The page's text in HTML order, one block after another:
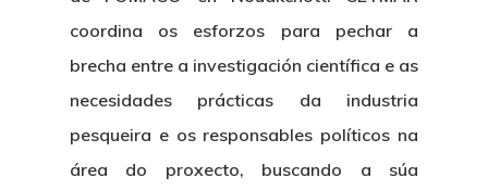
coordina os esforzos para pechar a
brecha entre a investigación científica e as
necesidades prácticas da industria
pesqueira e os responsables políticos na
área do proxecto, buscando a súa